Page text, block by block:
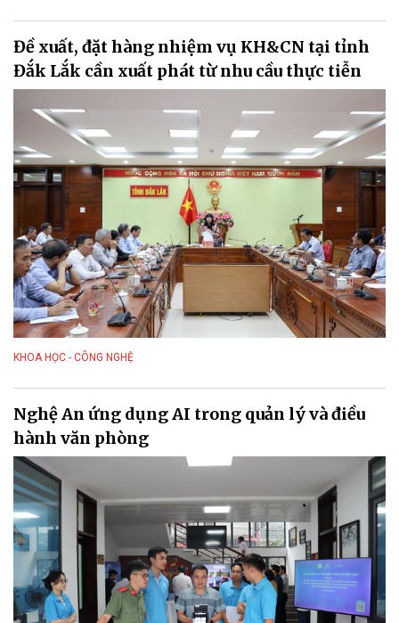
Đề xuất, đặt hàng nhiệm vụ KH&CN tại tỉnh
Đắk Lắk cần xuất phát từ nhu cầu thực tiễn
KHOA HỌC - CÔNG NGHỆ
Nghệ An ứng dụng AI trong quản lý và điều
hành văn phòng